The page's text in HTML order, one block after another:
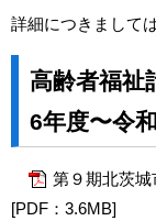
詳細につきまして
高齢者福祉
6年度〜令
第９期北茨
[PDF：3.6MB]